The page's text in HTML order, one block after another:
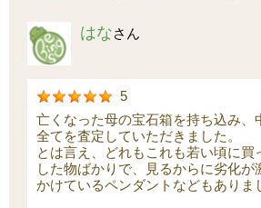
はなさん
5
亡くなった母の宝石箱を持ち込み、
全てを査定していただきました。
とは言え、どれもこれも若い頃に買
した物ばかりで、見るからに劣化が
かけているペンダントなどもありま